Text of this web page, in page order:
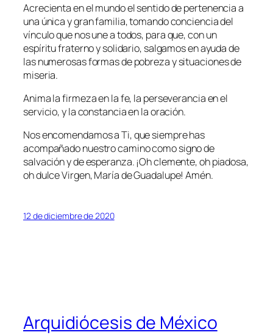
Acrecienta en el mundo el sentido de pertenencia a
una única y gran familia, tomando conciencia del
vínculo que nos une a todos, para que, con un
espíritu fraterno y solidario, salgamos en ayuda de
las numerosas formas de pobreza y situaciones de
miseria.
Anima la firmeza en la fe, la perseverancia en el
servicio, y la constancia en la oración.
Nos encomendamos a Ti, que siempre has
acompañado nuestro camino como signo de
salvación y de esperanza. ¡Oh clemente, oh piadosa,
oh dulce Virgen, María de Guadalupe! Amén.
12 de diciembre de 2020
Arquidiócesis de México